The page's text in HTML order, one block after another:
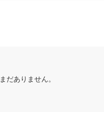
だありません。